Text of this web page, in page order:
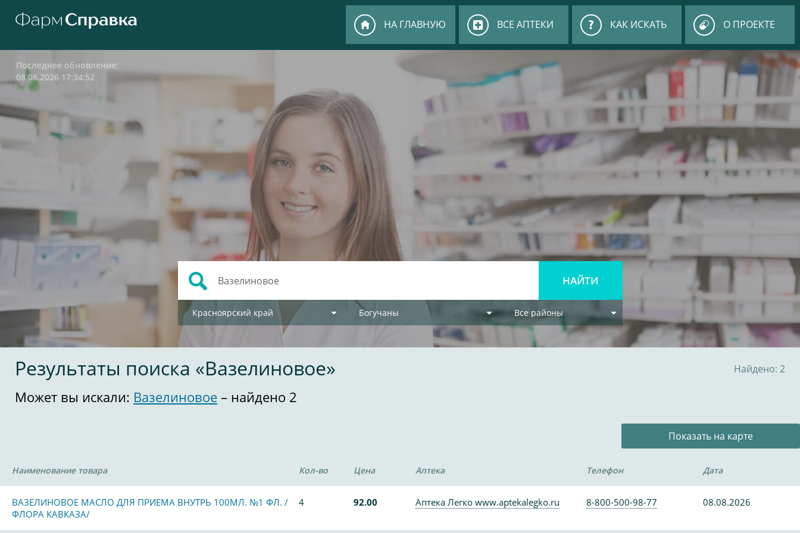
НА ГЛАВНУЮ ВСЕ АПТЕКИ КАК ИСКАТЬ О ПРОЕКТЕ
Последнее обновление:
08.08.2026 17:34:52
Красноярский край Богучаны Все районы
Результаты поиска «Вазелиновое» Найдено: 2
Может вы искали: Вазелиновое – найдено 2
Показать на карте
Наименование товара Кол-во Цена Аптека Телефон Дата
ВАЗЕЛИНОВОЕ МАСЛО ДЛЯ ПРИЕМА ВНУТРЬ 100МЛ. №1 ФЛ. /
ФЛОРА КАВКАЗА/
4 92.00 Аптека Легко www.aptekalegko.ru 8-800-500-98-77 08.08.2026